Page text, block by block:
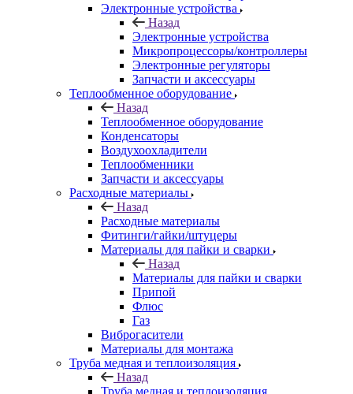
Электронные устройства
Назад
Электронные устройства
Микропроцессоры/контроллеры
Электронные регуляторы
Запчасти и аксессуары
Теплообменное оборудование
Назад
Теплообменное оборудование
Конденсаторы
Воздухоохладители
Теплообменники
Запчасти и аксессуары
Расходные материалы
Назад
Расходные материалы
Фитинги/гайки/штуцеры
Материалы для пайки и сварки
Назад
Материалы для пайки и сварки
Припой
Флюс
Газ
Виброгасители
Материалы для монтажа
Труба медная и теплоизоляция
Назад
Труба медная и теплоизоляция